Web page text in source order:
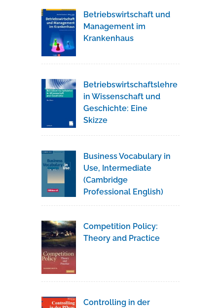
Betriebswirtschaft und
Management im
Krankenhaus
Betriebswirtschaftslehre
in Wissenschaft und
Geschichte: Eine
Skizze
Business Vocabulary in
Use, Intermediate
(Cambridge
Professional English)
Competition Policy:
Theory and Practice
Controlling in der